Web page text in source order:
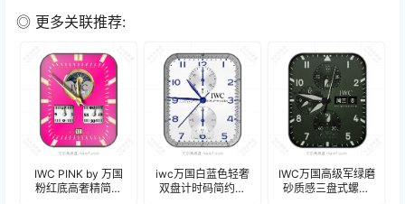
◎ 更多关联推荐:
IWC PINK by 万国
粉红底高奢精简女
iwc万国白蓝色轻奢
双盘计时码简约表
IWC万国高级军绿磨
砂质感三盘式螺纹